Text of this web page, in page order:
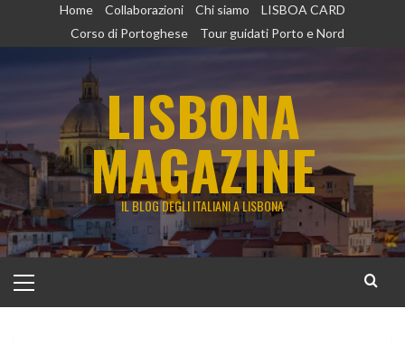
Home Collaborazioni Chi siamo
LISBOA CARD
Corso di Portoghese
Tour guidati Porto e Nord
LISBONA
MAGAZINE
IL BLOG DEGLI ITALIANI A LISBONA
principale